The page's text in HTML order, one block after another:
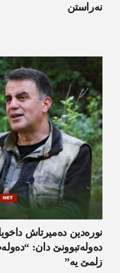
نەراستن
نورەدین دەمیرتاش
دەولەتبوونێ دان:
زلمێ یە”